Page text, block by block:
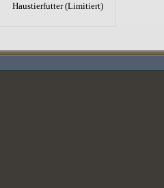
Haustierfutter (Limitiert)